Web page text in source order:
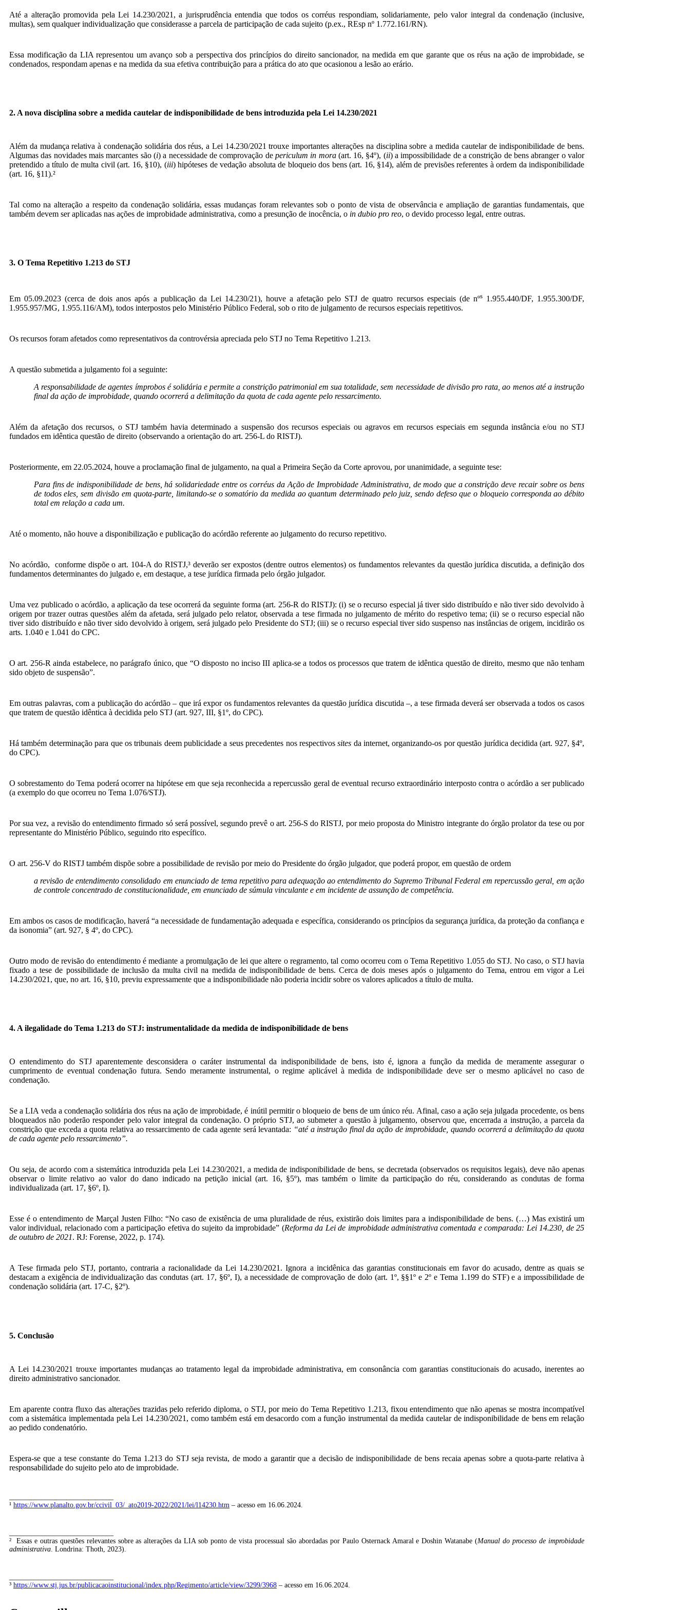
Até a alteração promovida pela Lei 14.230/2021, a jurisprudência entendia que todos os corréus respondiam, solidariamente, pelo valor integral da condenação (inclusive,
multas), sem qualquer individualização que considerasse a parcela de participação de cada sujeito (p.ex., REsp nº 1.772.161/RN).
Essa modificação da LIA representou um avanço sob a perspectiva dos princípios do direito sancionador, na medida em que garante que os réus na ação de improbidade, se
condenados, respondam apenas e na medida da sua efetiva contribuição para a prática do ato que ocasionou a lesão ao erário.
2. A nova disciplina sobre a medida cautelar de indisponibilidade de bens introduzida pela Lei 14.230/2021
Além da mudança relativa à condenação solidária dos réus, a Lei 14.230/2021 trouxe importantes alterações na disciplina sobre a medida cautelar de indisponibilidade de bens.
Algumas das novidades mais marcantes são (i) a necessidade de comprovação de periculum in mora(art. 16, §4º), (ii) a impossibilidade de a constrição de bens abranger o valor
pretendido a título de multa civil (art. 16, §10), (iii) hipóteses de vedação absoluta de bloqueio dos bens (art. 16, §14), além de previsões referentes à ordem da indisponibilidade
(art. 16, §11).²
Tal como na alteração a respeito da condenação solidária, essas mudanças foram relevantes sob o ponto de vista de observância e ampliação de garantias fundamentais, que
também devem ser aplicadas nas ações de improbidade administrativa, como a presunção de inocência, o in dubio pro reo, o devido processo legal, entre outras.
3. O Tema Repetitivo 1.213 do STJ
Em 05.09.2023 (cerca de dois anos após a publicação da Lei 14.230/21), houve a afetação pelo STJ de quatro recursos especiais (de nºs1.955.440/DF, 1.955.300/DF,
1.955.957/MG, 1.955.116/AM), todos interpostos pelo Ministério Público Federal, sob o rito de julgamento de recursos especiais repetitivos.
Os recursos foram afetados como representativos da controvérsia apreciada pelo STJ no Tema Repetitivo 1.213.
A questão submetida a julgamento foi a seguinte:
A responsabilidade de agentes ímprobos é solidária e permite a constrição patrimonial em sua totalidade, sem necessidade de divisão pro rata, ao menos até a instrução
final da ação de improbidade, quando ocorrerá a delimitação da quota de cada agente pelo ressarcimento.
Além da afetação dos recursos, o STJ também havia determinado a suspensão dos recursos especiais ou agravos em recursos especiais em segunda instância e/ou no STJ
fundados em idêntica questão de direito (observando a orientação do art. 256-L do RISTJ).
Posteriormente, em 22.05.2024, houve a proclamação final de julgamento, na qual a Primeira Seção da Corte aprovou, por unanimidade, a seguinte tese:
Para fins de indisponibilidade de bens, há solidariedade entre os corréus da Ação de Improbidade Administrativa, de modo que a constrição deve recair sobre os bens
de todos eles, sem divisão em quota-parte, limitando-se o somatório da medida ao quantum determinado pelo juiz, sendo defeso que o bloqueio corresponda ao débito
total em relação a cada um.
Até o momento, não houve a disponibilização e publicação do acórdão referente ao julgamento do recurso repetitivo.
No acórdão, conforme dispõe o art. 104-A do RISTJ,³ deverão ser expostos (dentre outros elementos) os fundamentos relevantes da questão jurídica discutida, a definição dos
fundamentos determinantes do julgado e, em destaque, a tese jurídica firmada pelo órgão julgador.
Uma vez publicado o acórdão, a aplicação da tese ocorrerá da seguinte forma (art. 256-R do RISTJ): (i) se o recurso especial já tiver sido distribuído e não tiver sido devolvido à
origem por trazer outras questões além da afetada, será julgado pelo relator, observada a tese firmada no julgamento de mérito do respetivo tema; (ii) se o recurso especial não
tiver sido distribuído e não tiver sido devolvido à origem, será julgado pelo Presidente do STJ; (iii) se o recurso especial tiver sido suspenso nas instâncias de origem, incidirão os
arts. 1.040 e 1.041 do CPC.
O art. 256-R ainda estabelece, no parágrafo único, que “O disposto no inciso III aplica-se a todos os processos que tratem de idêntica questão de direito, mesmo que não tenham
sido objeto de suspensão”.
Em outras palavras, com a publicação do acórdão – que irá expor os fundamentos relevantes da questão jurídica discutida –, a tese firmada deverá ser observada a todos os casos
que tratem de questão idêntica à decidida pelo STJ (art. 927, III, §1º, do CPC).
Há também determinação para que os tribunais deem publicidade a seus precedentes nos respectivossites da internet, organizando-os por questão jurídica decidida (art. 927, §4º,
do CPC).
O sobrestamento do Tema poderá ocorrer na hipótese em que seja reconhecida a repercussão geral de eventual recurso extraordinário interposto contra o acórdão a ser publicado
(a exemplo do que ocorreu no Tema 1.076/STJ).
Por sua vez, a revisão do entendimento firmado só será possível, segundo prevê o art. 256-S do RISTJ, por meio proposta do Ministro integrante do órgão prolator da tese ou por
representante do Ministério Público, seguindo rito específico.
O art. 256-V do RISTJ também dispõe sobre a possibilidade de revisão por meio do Presidente do órgão julgador, que poderá propor, em questão de ordem
a revisão de entendimento consolidado em enunciado de tema repetitivo para adequação ao entendimento do Supremo Tribunal Federal em repercussão geral, em ação
de controle concentrado de constitucionalidade, em enunciado de súmula vinculante e em incidente de assunção de competência.
Em ambos os casos de modificação, haverá “a necessidade de fundamentação adequada e específica, considerando os princípios da segurança jurídica, da proteção da confiança e
da isonomia” (art. 927, § 4º, do CPC).
Outro modo de revisão do entendimento é mediante a promulgação de lei que altere o regramento, tal como ocorreu com o Tema Repetitivo 1.055 do STJ. No caso, o STJ havia
fixado a tese de possibilidade de inclusão da multa civil na medida de indisponibilidade de bens. Cerca de dois meses após o julgamento do Tema, entrou em vigor a Lei
14.230/2021, que, no art. 16, §10, previu expressamente que a indisponibilidade não poderia incidir sobre os valores aplicados a título de multa.
4. A ilegalidade do Tema 1.213 do STJ: instrumentalidade da medida de indisponibilidade de bens
O entendimento do STJ aparentemente desconsidera o caráter instrumental da indisponibilidade de bens, isto é, ignora a função da medida de meramente assegurar o
cumprimento de eventual condenação futura. Sendo meramente instrumental, o regime aplicável à medida de indisponibilidade deve ser o mesmo aplicável no caso de
condenação.
Se a LIA veda a condenação solidária dos réus na ação de improbidade, é inútil permitir o bloqueio de bens de um único réu. Afinal, caso a ação seja julgada procedente, os bens
bloqueados não poderão responder pelo valor integral da condenação. O próprio STJ, ao submeter a questão à julgamento, observou que, encerrada a instrução, a parcela da
constrição que exceda a quota relativa ao ressarcimento de cada agente será levantada: “até a instrução final da ação de improbidade, quando ocorrerá a delimitação da quota
de cada agente pelo ressarcimento”.
Ou seja, de acordo com a sistemática introduzida pela Lei 14.230/2021, a medida de indisponibilidade de bens, se decretada (observados os requisitos legais), deve não apenas
observar o limite relativo ao valor do dano indicado na petição inicial (art. 16, §5º), mas também o limite da participação do réu, considerando as condutas de forma
individualizada (art. 17, §6º, I).
Esse é o entendimento de Marçal Justen Filho: “No caso de existência de uma pluralidade de réus, existirão dois limites para a indisponibilidade de bens. (…) Mas existirá um
valor individual, relacionado com a participação efetiva do sujeito da improbidade” (Reforma da Lei de improbidade administrativa comentada e comparada: Lei 14.230, de 25
de outubro de 2021. RJ: Forense, 2022, p. 174).
A Tese firmada pelo STJ, portanto, contraria a racionalidade da Lei 14.230/2021. Ignora a incidênica das garantias constitucionais em favor do acusado, dentre as quais se
destacam a exigência de individualização das condutas (art. 17, §6º, I), a necessidade de comprovação de dolo (art. 1º, §§1º e 2º e Tema 1.199 do STF) e a impossibilidade de
condenação solidária (art. 17-C, §2º).
5. Conclusão
A Lei 14.230/2021 trouxe importantes mudanças ao tratamento legal da improbidade administrativa, em consonância com garantias constitucionais do acusado, inerentes ao
direito administrativo sancionador.
Em aparente contra fluxo das alterações trazidas pelo referido diploma, o STJ, por meio do Tema Repetitivo 1.213, fixou entendimento que não apenas se mostra incompatível
com a sistemática implementada pela Lei 14.230/2021, como também está em desacordo com a função instrumental da medida cautelar de indisponibilidade de bens em relação
ao pedido condenatório.
Espera-se que a tese constante do Tema 1.213 do STJ seja revista, de modo a garantir que a decisão de indisponibilidade de bens recaia apenas sobre a quota-parte relativa à
responsabilidade do sujeito pelo ato de improbidade.
¹ https://www.planalto.gov.br/ccivil_03/_ato2019-2022/2021/lei/l14230.htm – acesso em 16.06.2024.
² Essas e outras questões relevantes sobre as alterações da LIA sob ponto de vista processual são abordadas por Paulo Osternack Amaral e Doshin Watanabe (Manual do processo de improbidade
administrativa . Londrina: Thoth, 2023).
³ https://www.stj.jus.br/publicacaoinstitucional/index.php/Regimento/article/view/3299/3968 – acesso em 16.06.2024.